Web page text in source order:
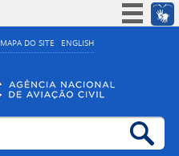
MAPA DO SITE ENGLISH
Simplifique!
Acesso à informação
Legislação